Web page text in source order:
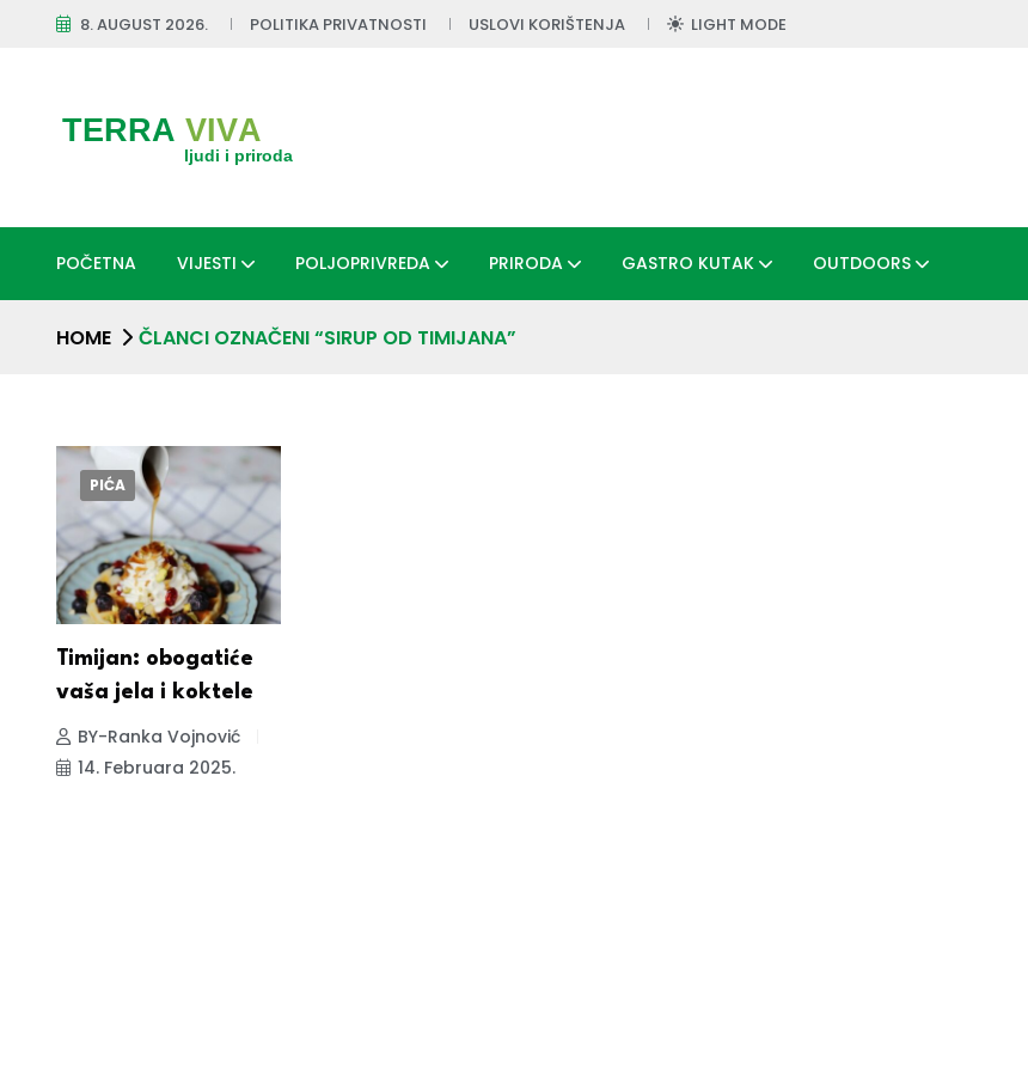
8. AUGUST 2026. POLITIKA PRIVATNOSTI USLOVI KORIŠTENJA LIGHT MODE
POČETNA VIJESTI POLJOPRIVREDA PRIRODA GASTRO KUTAK OUTDOORS
HOME ČLANCI OZNAČENI “SIRUP OD TIMIJANA”
PIĆA
Timijan: obogatiće
vaša jela i koktele
BY-Ranka Vojnović
14. Februara 2025.